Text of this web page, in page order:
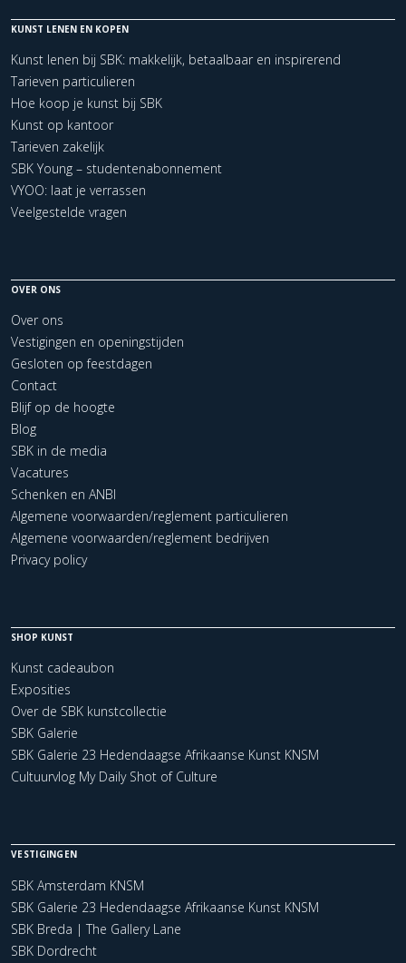
KUNST LENEN EN KOPEN
Kunst lenen bij SBK: makkelijk, betaalbaar en inspirerend
Tarieven particulieren
Hoe koop je kunst bij SBK
Kunst op kantoor
Tarieven zakelijk
SBK Young – studentenabonnement
VYOO: laat je verrassen
Veelgestelde vragen
OVER ONS
Over ons
Vestigingen en openingstijden
Gesloten op feestdagen
Contact
Blijf op de hoogte
Blog
SBK in de media
Vacatures
Schenken en ANBI
Algemene voorwaarden/reglement particulieren
Algemene voorwaarden/reglement bedrijven
Privacy policy
SHOP KUNST
Kunst cadeaubon
Exposities
Over de SBK kunstcollectie
SBK Galerie
SBK Galerie 23 Hedendaagse Afrikaanse Kunst KNSM
Cultuurvlog My Daily Shot of Culture
VESTIGINGEN
SBK Amsterdam KNSM
SBK Galerie 23 Hedendaagse Afrikaanse Kunst KNSM
SBK Breda | The Gallery Lane
SBK Dordrecht